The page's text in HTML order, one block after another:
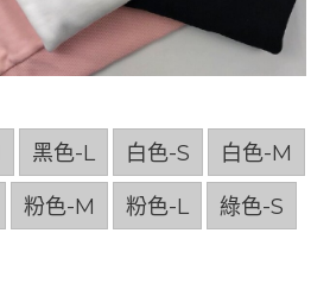
黑色-L 白色-S 白色-M
粉色-M 粉色-L 綠色-S